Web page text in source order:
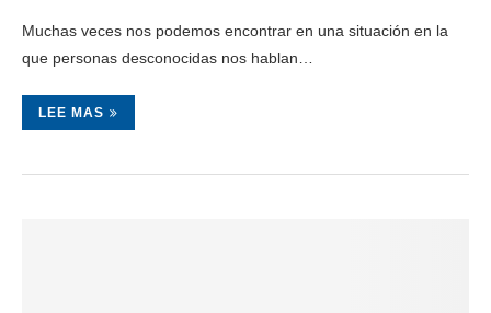
Muchas veces nos podemos encontrar en una situación en la
que personas desconocidas nos hablan…
LEE MAS